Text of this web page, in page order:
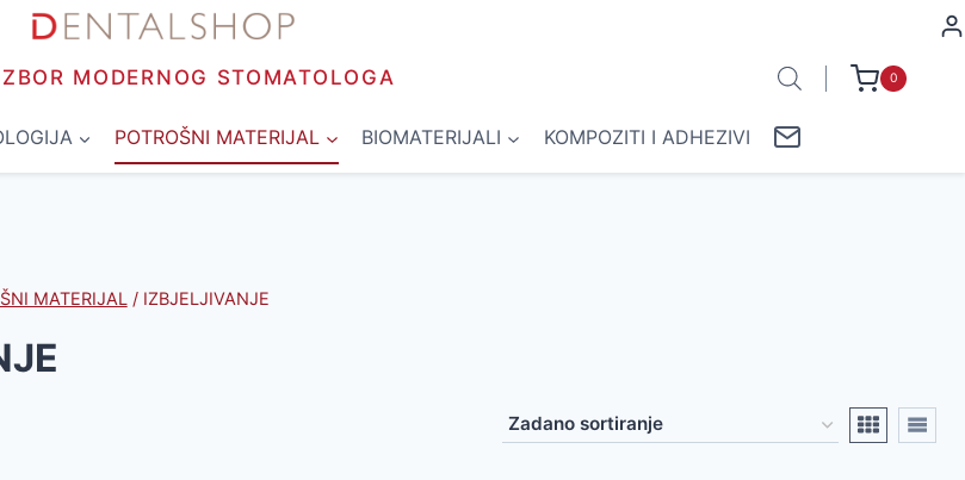
MODERNOG STOMATOLOGA 0
POTROŠNI MATERIJAL BIOMATERIJALI KOMPOZITI I ADHEZIVI
MATERIJAL / IZBJELJIVANJE